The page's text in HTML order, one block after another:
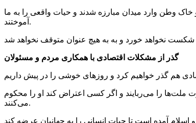
خاک وطن وارد میدان مبارزه شدند و حیات واقعی را به ما
آموختند.
گذر از مشکلات اقتصادی با همکاری مردم و مسئولان
را می‌ربایند و اگر کسی اعتراض کند او را محکوم
می‌کنند.